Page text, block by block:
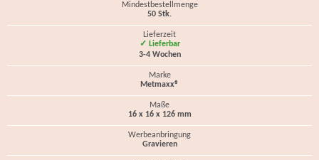
Mindestbestellmenge
50 Stk.
Lieferzeit
✓ Lieferbar
3-4 Wochen
Marke
Metmaxx®
Maße
16 x 16 x 126 mm
Werbeanbringung
Gravieren